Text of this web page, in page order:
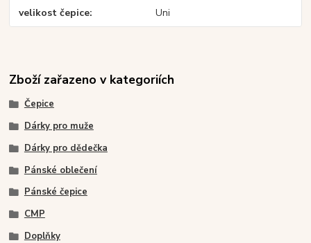
velikost čepice Uni
Zboží zařazeno v kategoriích
Čepice
Dárky pro muže
Dárky pro dědečka
Pánské oblečení
Pánské čepice
CMP
Doplňky